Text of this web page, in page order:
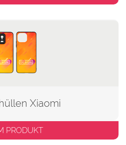
Xiaomi
PRODUKT